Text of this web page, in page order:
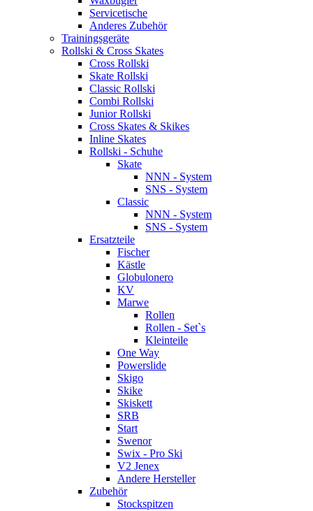
Servicetische
Anderes Zubehör
Trainingsgeräte
Rollski & Cross Skates
Cross Rollski
Skate Rollski
Classic Rollski
Combi Rollski
Junior Rollski
Cross Skates & Skikes
Inline Skates
Rollski - Schuhe
Skate
NNN - System
SNS - System
Classic
NNN - System
SNS - System
Ersatzteile
Fischer
Kästle
Globulonero
KV
Marwe
Rollen
Rollen - Set`s
Kleinteile
One Way
Powerslide
Skigo
Skike
Skiskett
SRB
Start
Swenor
Swix - Pro Ski
V2 Jenex
Andere Hersteller
Zubehör
Stockspitzen